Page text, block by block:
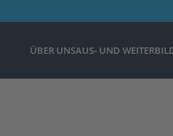
ÜBER UNSAUS- UND